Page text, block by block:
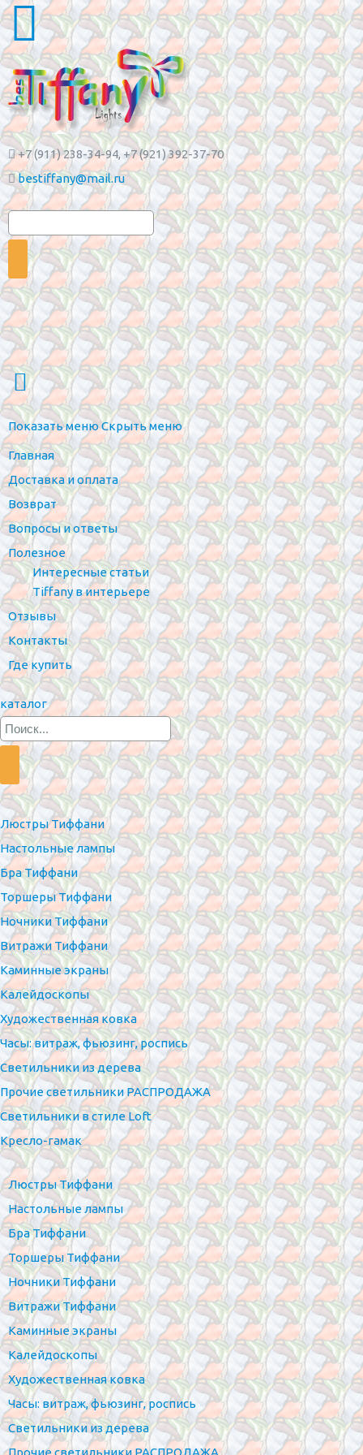
+7 (911) 238-34-94, +7 (921) 392-37-70
bestiffany@mail.ru
Показать менюСкрыть меню
Главная
Доставка и оплата
Возврат
Вопросы и ответы
Полезное
Интересные статьи
Tiffany в интерьере
Отзывы
Контакты
Где купить
каталог
Люстры Тиффани
Настольные лампы
Бра Тиффани
Торшеры Тиффани
Ночники Тиффани
Витражи Тиффани
Каминные экраны
Калейдоскопы
Художественная ковка
Часы: витраж, фьюзинг, роспись
Светильники из дерева
Прочие светильники РАСПРОДАЖА
Светильники в стиле Loft
Кресло-гамак
Люстры Тиффани
Настольные лампы
Бра Тиффани
Торшеры Тиффани
Ночники Тиффани
Витражи Тиффани
Каминные экраны
Калейдоскопы
Художественная ковка
Часы: витраж, фьюзинг, роспись
Светильники из дерева
Прочие светильники РАСПРОДАЖА